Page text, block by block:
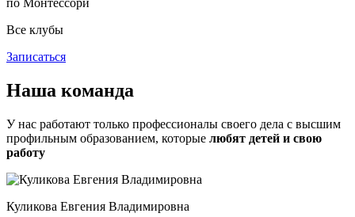
Все клубы
Записаться
Наша команда
У нас работают только профессионалы своего дела с высшим
профильным образованием, которые любят детей и свою
работу
Куликова Евгения Владимировна